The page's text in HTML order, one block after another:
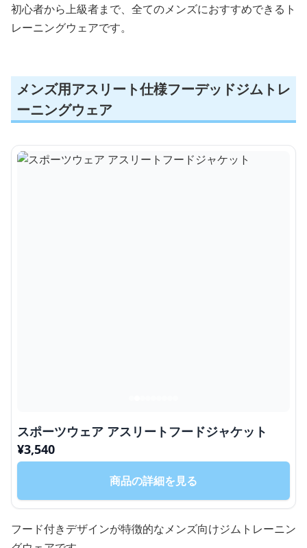
初心者から上級者まで、全てのメンズにおすすめできるト
レーニングウェアです。
メンズ用アスリート仕様フーデッドジムトレ
ーニングウェア
スポーツウェア アスリートフードジャケット
¥3,540
商品の詳細を見る
フード付きデザインが特徴的なメンズ向けジムトレーニン